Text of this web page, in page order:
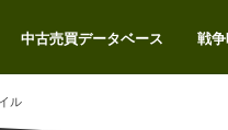
中古売買データベース
エアガンをお得に売りたい
戦争
ル